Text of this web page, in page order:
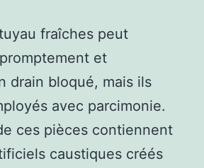
fraîches peut
et
drain bloqué, mais ils
avec parcimonie.
ces pièces contiennent
caustiques créés